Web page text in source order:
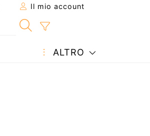
Il mio account
ALTRO